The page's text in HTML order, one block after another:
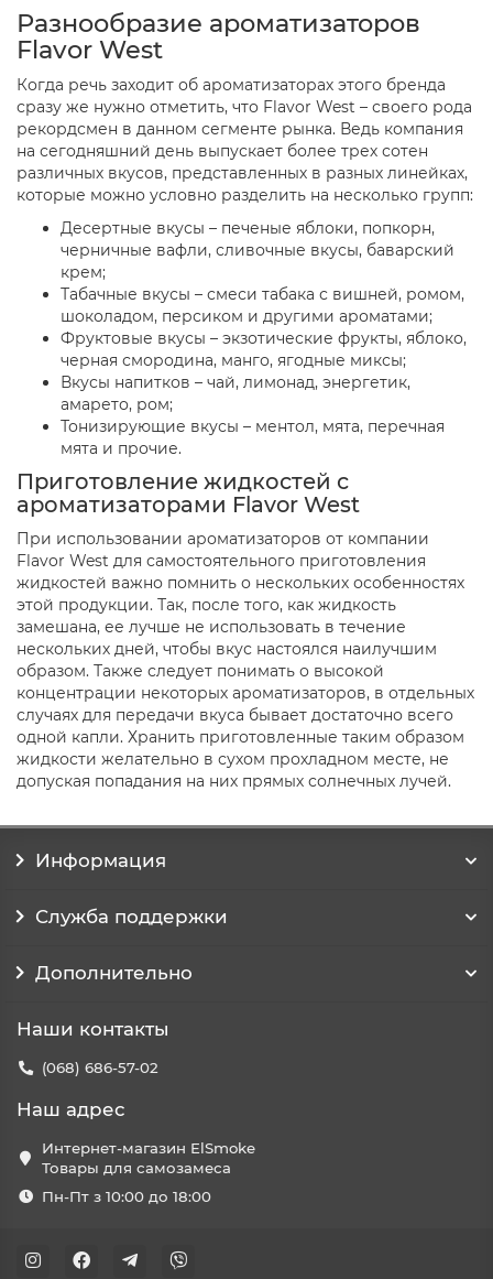
Разнообразие ароматизаторов
Flavor West
Когда речь заходит об ароматизаторах этого бренда
сразу же нужно отметить, что Flavor West – своего рода
рекордсмен в данном сегменте рынка. Ведь компания
на сегодняшний день выпускает более трех сотен
различных вкусов, представленных в разных линейках,
которые можно условно разделить на несколько групп:
Десертные вкусы – печеные яблоки, попкорн,
черничные вафли, сливочные вкусы, баварский
крем;
Табачные вкусы – смеси табака с вишней, ромом,
шоколадом, персиком и другими ароматами;
Фруктовые вкусы – экзотические фрукты, яблоко,
черная смородина, манго, ягодные миксы;
Вкусы напитков – чай, лимонад, энергетик,
амарето, ром;
Тонизирующие вкусы – ментол, мята, перечная
мята и прочие.
Приготовление жидкостей с
ароматизаторами Flavor West
При использовании ароматизаторов от компании
Flavor West для самостоятельного приготовления
жидкостей важно помнить о нескольких особенностях
этой продукции. Так, после того, как жидкость
замешана, ее лучше не использовать в течение
нескольких дней, чтобы вкус настоялся наилучшим
образом. Также следует понимать о высокой
концентрации некоторых ароматизаторов, в отдельных
случаях для передачи вкуса бывает достаточно всего
одной капли. Хранить приготовленные таким образом
жидкости желательно в сухом прохладном месте, не
допуская попадания на них прямых солнечных лучей.
Информация
Служба поддержки
Дополнительно
Наши контакты
(068) 686-57-02
Наш адрес
Интернет-магазин ElSmoke
Товары для самозамеса
Пн-Пт з 10:00 до 18:00